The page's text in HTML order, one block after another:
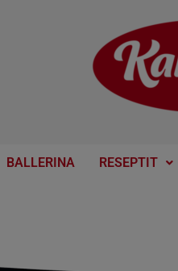
BALLERINA RESEPTIT